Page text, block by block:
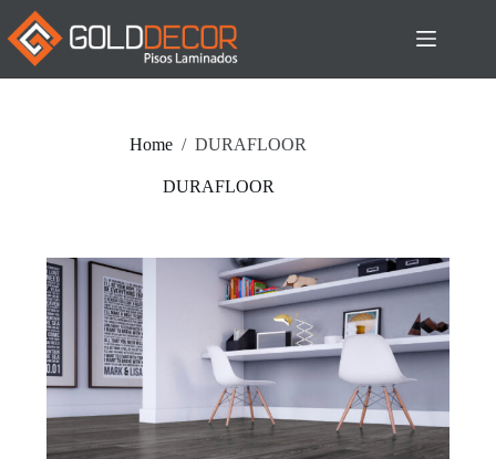
Home / DURAFLOOR
DURAFLOOR